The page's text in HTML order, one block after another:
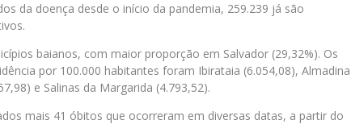
da doença desde o início da pandemia, 259.239 já são
baianos, com maior proporção em Salvador (29,32%). Os
por 100.000 habitantes foram Ibirataia (6.054,08), Almadina
e Salinas da Margarida (4.793,52).
mais 41 óbitos que ocorreram em diversas datas, a partir do